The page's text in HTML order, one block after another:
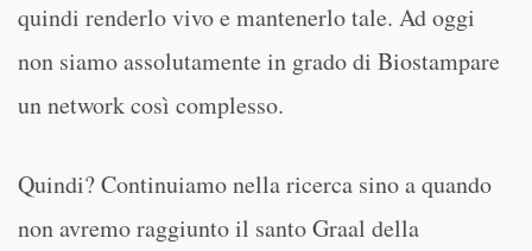
quindi renderlo vivo e mantenerlo tale. Ad oggi
non siamo assolutamente in grado di Biostampare
un network così complesso.
Quindi? Continuiamo nella ricerca sino a quando
non avremo raggiunto il santo Graal della